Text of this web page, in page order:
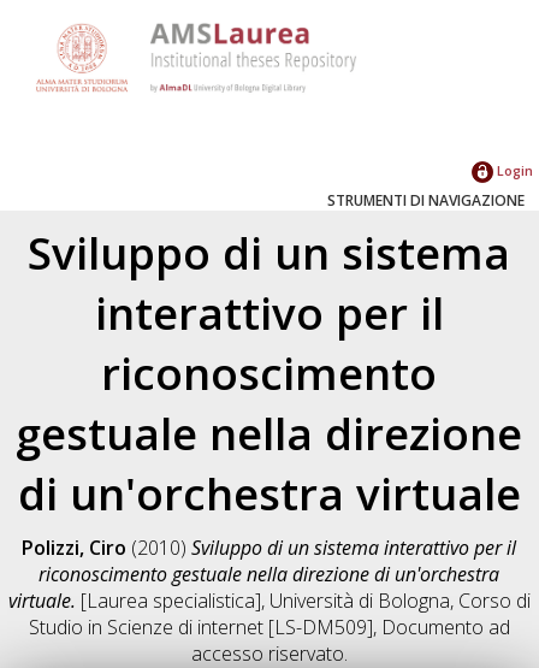
Login
STRUMENTI DI NAVIGAZIONE
Sviluppo di un sistema
interattivo per il
riconoscimento
gestuale nella direzione
di un'orchestra virtuale
Polizzi, Ciro (2010)Sviluppo di un sistema interattivo per il
riconoscimento gestuale nella direzione di un'orchestra
virtuale. [Laurea specialistica], Università di Bologna, Corso di
Studio in Scienze di internet [LS-DM509], Documento ad
accesso riservato.